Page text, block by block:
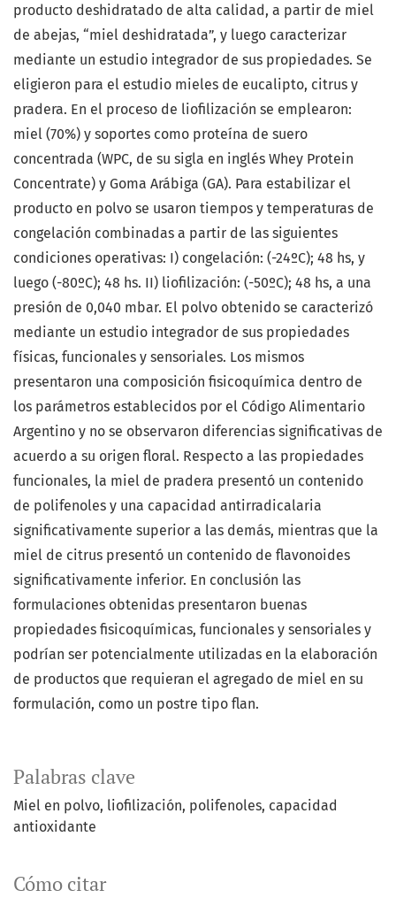
Palabras clave
Miel en polvo, liofilización, polifenoles, capacidad
antioxidante
Cómo citar
producto deshidratado de alta calidad, a partir de miel
de abejas, “miel deshidratada”, y luego caracterizar
mediante un estudio integrador de sus propiedades. Se
eligieron para el estudio mieles de eucalipto, citrus y
pradera. En el proceso de liofilización se emplearon:
miel (70%) y soportes como proteína de suero
concentrada (WPC, de su sigla en inglés Whey Protein
Concentrate) y Goma Arábiga (GA). Para estabilizar el
producto en polvo se usaron tiempos y temperaturas de
congelación combinadas a partir de las siguientes
condiciones operativas: I) congelación: (-24ºC); 48 hs, y
luego (-80ºC); 48 hs. II) liofilización: (-50ºC); 48 hs, a una
presión de 0,040 mbar. El polvo obtenido se caracterizó
mediante un estudio integrador de sus propiedades
físicas, funcionales y sensoriales. Los mismos
presentaron una composición fisicoquímica dentro de
los parámetros establecidos por el Código Alimentario
Argentino y no se observaron diferencias significativas de
acuerdo a su origen floral. Respecto a las propiedades
funcionales, la miel de pradera presentó un contenido
de polifenoles y una capacidad antirradicalaria
significativamente superior a las demás, mientras que la
miel de citrus presentó un contenido de flavonoides
significativamente inferior. En conclusión las
formulaciones obtenidas presentaron buenas
propiedades fisicoquímicas, funcionales y sensoriales y
podrían ser potencialmente utilizadas en la elaboración
de productos que requieran el agregado de miel en su
formulación, como un postre tipo flan.